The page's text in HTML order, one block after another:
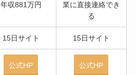
年収881万円
業に直接連絡でき
る
15日サイト 15日サイト
公式HP 公式HP